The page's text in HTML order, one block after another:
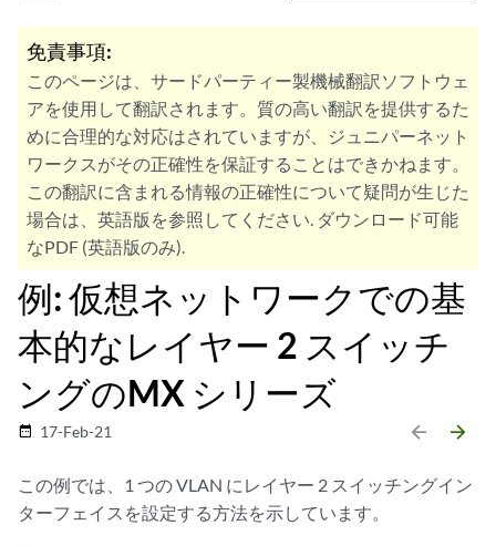
免責事項:
このページは、サードパーティー製機械翻訳ソフトウェ
アを使用して翻訳されます。質の高い翻訳を提供するた
めに合理的な対応はされていますが、ジュニパーネット
ワークスがその正確性を保証することはできかねます。
この翻訳に含まれる情報の正確性について疑問が生じた
場合は、英語版を参照してください. ダウンロード可能
なPDF (英語版のみ).
例: 仮想ネットワークでの基
本的なレイヤー 2 スイッチ
ングのMX シリーズ
date_range 17-Feb-21 arrow_backward arrow_forward
この例では、1 つの VLAN にレイヤー 2 スイッチングイン
ターフェイスを設定する方法を示しています。